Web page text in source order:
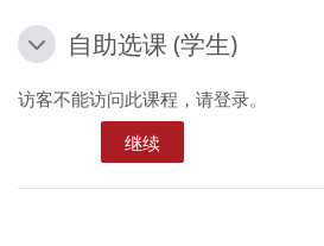
自助选课 (学生)
自助选课 (学生)
自助选课 (学生)
访客不能访问此课程，请登录。
继续